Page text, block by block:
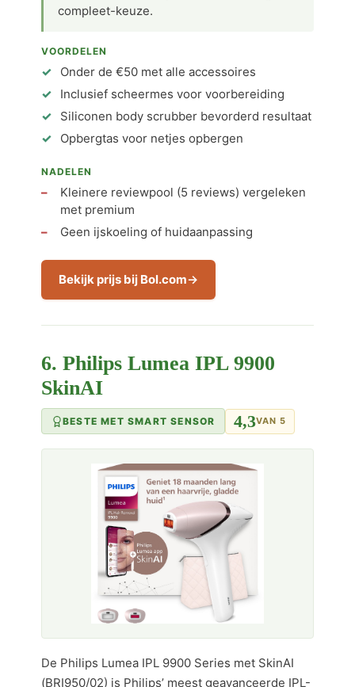
compleet-keuze.
VOORDELEN
Onder de €50 met alle accessoires
Inclusief scheermes voor voorbereiding
Siliconen body scrubber bevorderd resultaat
Opbergtas voor netjes opbergen
NADELEN
Kleinere reviewpool (5 reviews) vergeleken
met premium
Geen ijskoeling of huidaanpassing
Bekijk prijs bij Bol.com
6. Philips Lumea IPL 9900
SkinAI
BESTE MET SMART SENSOR 4,3VAN 5
De Philips Lumea IPL 9900 Series met SkinAI
(BRI950/02) is Philips’ meest geavanceerde IPL-